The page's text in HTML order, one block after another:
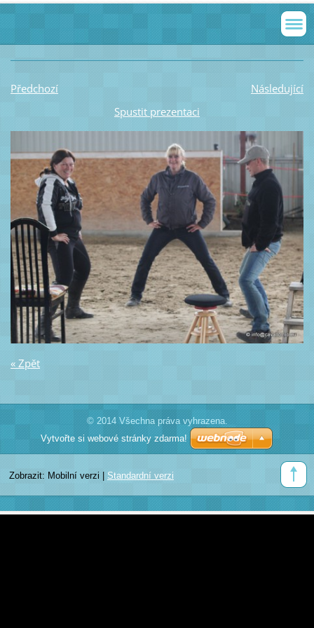
Předchozí
Následující
Spustit prezentaci
« Zpět
© 2014 Všechna práva vyhrazena.
Vytvořte si webové stránky zdarma!
Zobrazit: Mobilní verzi Standardní verzi